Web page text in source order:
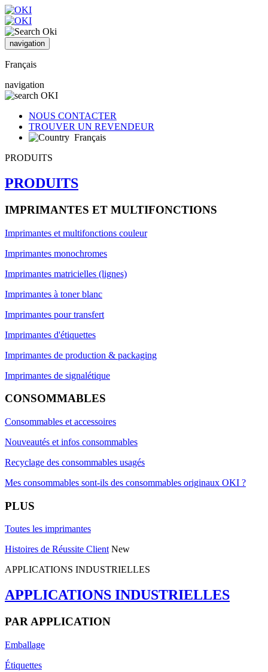
navigation
Français
navigation
NOUS CONTACTER
TROUVER UN REVENDEUR
Français
PRODUITS
PRODUITS
IMPRIMANTES ET MULTIFONCTIONS
Imprimantes et multifonctions couleur
Imprimantes monochromes
Imprimantes matricielles (lignes)
Imprimantes à toner blanc
Imprimantes pour transfert
Imprimantes d'étiquettes
Imprimantes de production & packaging
Imprimantes de signalétique
CONSOMMABLES
Consommables et accessoires
Nouveautés et infos consommables
Recyclage des consommables usagés
Mes consommables sont-ils des consommables originaux OKI ?
PLUS
Toutes les imprimantes
Histoires de Réussite Client New
APPLICATIONS INDUSTRIELLES
APPLICATIONS INDUSTRIELLES
PAR APPLICATION
Emballage
Étiquettes